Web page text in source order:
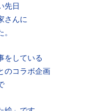
先日
さんに
をしている
のコラボ企画